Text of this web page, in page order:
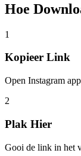
Hoe
1
Kopieer Link
Open Instagram
2
Plak Hier
Gooi de link in het